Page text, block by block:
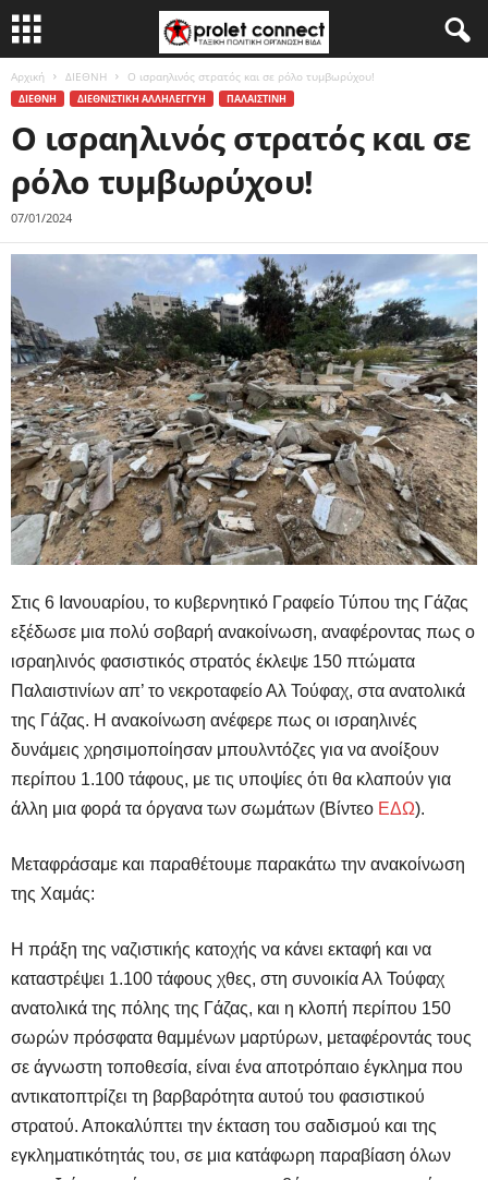
Αρχική ΔΙΕΘΝΗ Ο ισραηλινός στρατός και σε ρόλο τυμβωρύχου!
ΔΙΕΘΝΗ ΔΙΕΘΝΙΣΤΙΚΗ ΑΛΛΗΛΕΓΓΥΗ ΠΑΛΑΙΣΤΙΝΗ
Ο ισραηλινός στρατός και σε
ρόλο τυμβωρύχου!
07/01/2024
Στις 6 Ιανουαρίου, το κυβερνητικό Γραφείο Τύπου της Γάζας
εξέδωσε μια πολύ σοβαρή ανακοίνωση, αναφέροντας πως ο
ισραηλινός φασιστικός στρατός έκλεψε 150 πτώματα
Παλαιστινίων απ’ το νεκροταφείο Αλ Τούφαχ, στα ανατολικά
της Γάζας. Η ανακοίνωση ανέφερε πως οι ισραηλινές
δυνάμεις χρησιμοποίησαν μπουλντόζες για να ανοίξουν
περίπου 1.100 τάφους, με τις υποψίες ότι θα κλαπούν για
άλλη μια φορά τα όργανα των σωμάτων (Βίντεο ΕΔΩ).
Μεταφράσαμε και παραθέτουμε παρακάτω την ανακοίνωση
της Χαμάς:
Η πράξη της ναζιστικής κατοχής να κάνει εκταφή και να
καταστρέψει 1.100 τάφους χθες, στη συνοικία Αλ Τούφαχ
ανατολικά της πόλης της Γάζας, και η κλοπή περίπου 150
σωρών πρόσφατα θαμμένων μαρτύρων, μεταφέροντάς τους
σε άγνωστη τοποθεσία, είναι ένα αποτρόπαιο έγκλημα που
αντικατοπτρίζει τη βαρβαρότητα αυτού του φασιστικού
στρατού. Αποκαλύπτει την έκταση του σαδισμού και της
εγκληματικότητάς του, σε μια κατάφωρη παραβίαση όλων